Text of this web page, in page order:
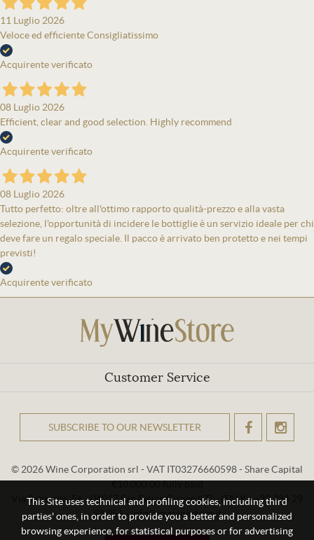
11 Luglio 2026
Veloce ed efficiente Consigliatissimo
Acquirente verificato
08 Luglio 2026
Efficient, clear and good selection. Highly recommend
Acquirente verificato
08 Luglio 2026
Tutto perfetto: oltre all'ottimo rapporto qualità-prezzo e alla vasta
selezione, l'opportunità di incidere le bottiglie è un servizio ideale per chi
deve fare un regalo speciale. Il pacco è arrivato ben protetto e nei tempi
previsti!
Acquirente verificato
Customer Service
This Site uses technical and profiling cookies, including third
parties' ones, in order to provide you a better and personalized
browsing experience, for statistical purposes or for advertising
SUBSCRIBE TO OUR NEWSLETTER
© 2026 Wine Corporation srl - VAT IT03276660598 - Share Capital
€10,000.00 fully paid
Via Sabaudia, 56 - 04017 San Felice Circeo (LT) - ITALY - +39 334 29
93 956 - info@mywinestore.it